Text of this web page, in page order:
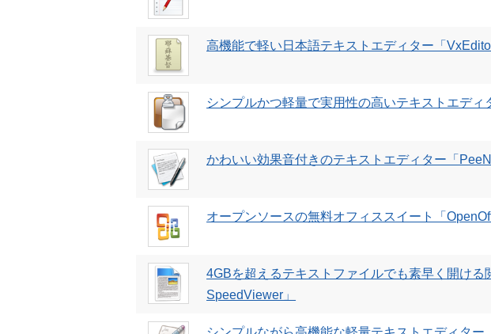
高機能で軽い日本語テキストエディター「VxEditor
シンプルかつ軽量で実用性の高いテキストエディ
かわいい効果音付きのテキストエディター「
オープンソースの無料オフィススイート「
4GBを超えるテキストファイルでも素早く開ける
SpeedViewer」